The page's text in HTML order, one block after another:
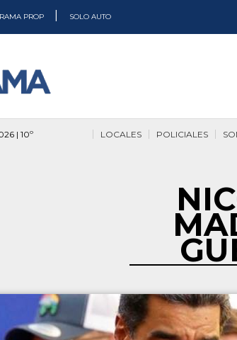
PROP SOLO AUTO
| 10º POLICIALES
LOCALES